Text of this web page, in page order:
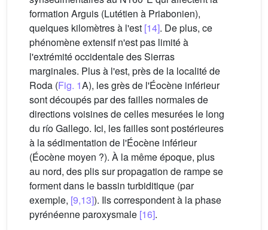
formation Arguis (Lutétien à Priabonien),
quelques kilomètres à l'est [14]. De plus, ce
phénomène extensif n'est pas limité à
l'extrémité occidentale des Sierras
marginales. Plus à l'est, près de la localité de
Roda (Fig. 1A), les grès de l'Éocène inférieur
sont découpés par des failles normales de
directions voisines de celles mesurées le long
du río Gallego. Ici, les failles sont postérieures
à la sédimentation de l'Éocène inférieur
(Éocène moyen ?). À la même époque, plus
au nord, des plis sur propagation de rampe se
forment dans le bassin turbiditique (par
exemple, [9,13]). Ils correspondent à la phase
pyrénéenne paroxysmale [16].